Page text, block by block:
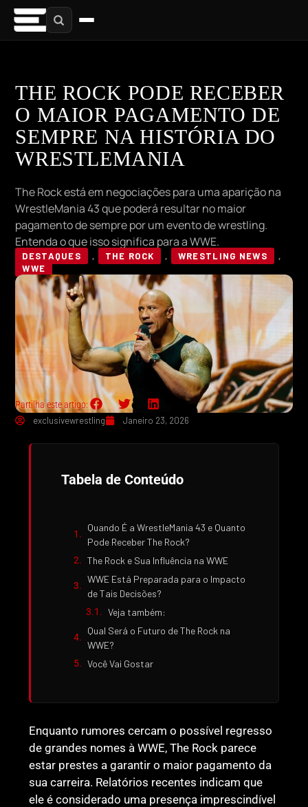
THE ROCK PODE RECEBER
O MAIOR PAGAMENTO DE
SEMPRE NA HISTÓRIA DO
WRESTLEMANIA
The Rock está em negociações para uma aparição na
WrestleMania 43 que poderá resultar no maior
pagamento de sempre por um evento de wrestling.
Entenda o que isso significa para a WWE.
DESTAQUES , THE ROCK , WRESTLING NEWS
,
WWE
Partilha este artigo:
exclusivewrestling
Janeiro 23, 2026
Tabela de Conteúdo
Quando É a WrestleMania 43 e Quanto
Pode Receber The Rock?
The Rock e Sua Influência na WWE
WWE Está Preparada para o Impacto
de Tais Decisões?
Veja também:
Qual Será o Futuro de The Rock na
WWE?
Você Vai Gostar
Enquanto rumores cercam o possível regresso
de grandes nomes à WWE, The Rock parece
estar prestes a garantir o maior pagamento da
sua carreira. Relatórios recentes indicam que
ele é considerado uma presença imprescindível